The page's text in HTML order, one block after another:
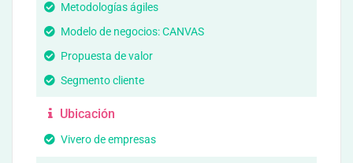
Metodologías ágiles
Modelo de negocios: CANVAS
Propuesta de valor
Segmento cliente
Ubicación
Vivero de empresas